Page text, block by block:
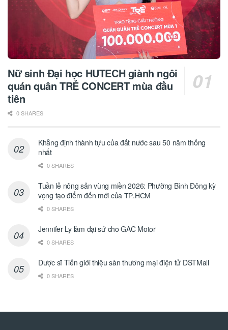
Nữ sinh Đại học HUTECH giành ngôi
quán quân TRẺ CONCERT mùa đầu
tiên
0 SHARES
Khẳng định thành tựu của đất nước sau 50 năm thống
nhất
0 SHARES
Tuần lễ nông sản vùng miền 2026: Phường Bình Đông kỳ
vọng tạo điểm đến mới của ТР.НСМ
0 SHARES
Jennifer Ly làm đại sứ cho GAC Motor
0 SHARES
Dược sĩ Tiến giới thiệu sàn thương mại điện tử DSTMall
0 SHARES